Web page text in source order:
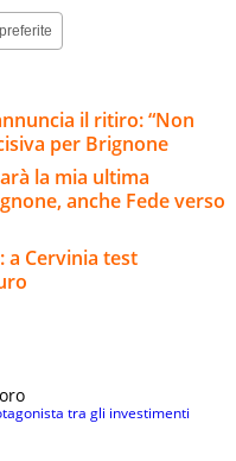
il ritiro: “Non
per Brignone
la mia ultima
anche Fede verso
a Cervinia test
tra gli investimenti